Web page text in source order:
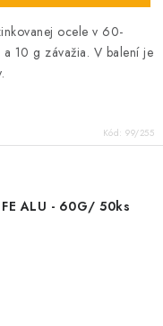
ocele v 60-
10 g závažia. V balení je
Kód: 99/255
ALU - 60G/ 50ks